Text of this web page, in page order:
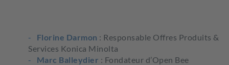
Florine Darmon : Responsable Offres Produits &
Services Konica Minolta
Marc Balleydier : Fondateur d’Open Bee